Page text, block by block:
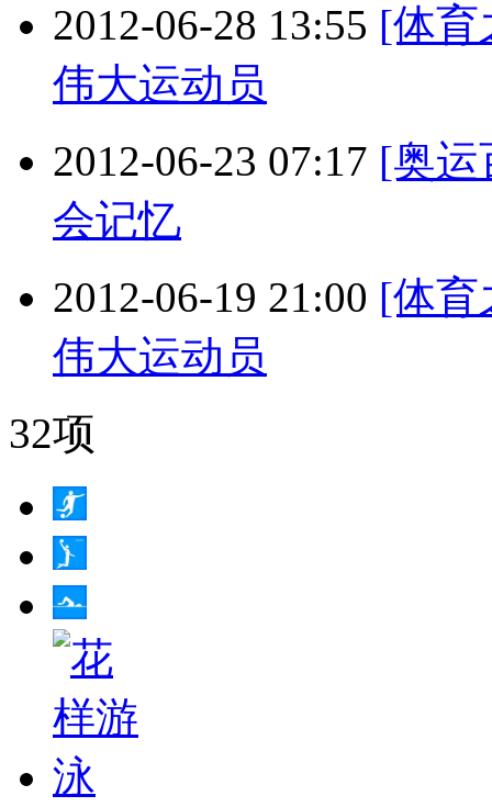
2012-06-28 13:55 [体育
伟大运动员
2012-06-23 07:17 [奥运
会记忆
2012-06-19 21:00 [体育
伟大运动员
32项